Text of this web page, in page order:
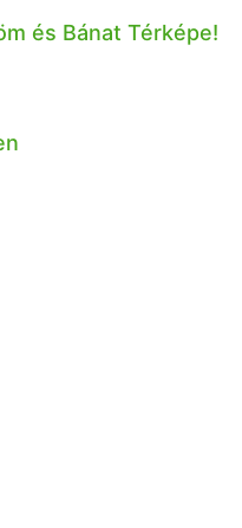
és Bánat Térképe!